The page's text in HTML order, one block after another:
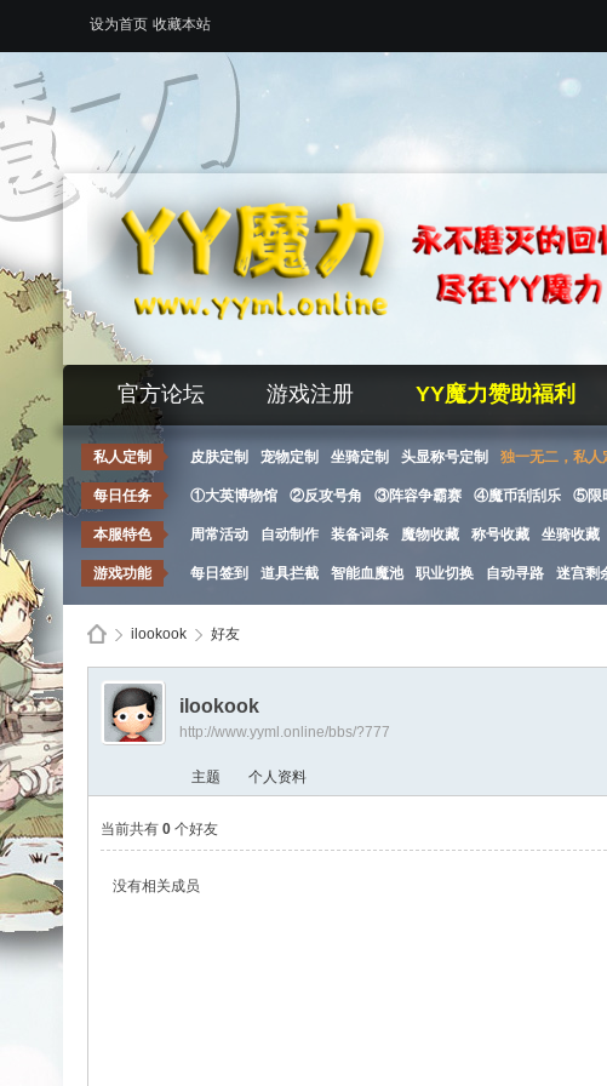
设为首页 收藏本站
官方论坛 游戏注册 YY魔力赞助福利
私人定制 皮肤定制 宠物定制 坐骑定制 头显称号定制 独一无二，私人
每日任务 ①大英博物馆 ②反攻号角 ③阵容争霸赛 ④魔币刮刮乐 ⑤限
本服特色 周常活动 自动制作 装备词条 魔物收藏 称号收藏 坐骑收藏
游戏功能 每日签到 道具拦截 智能血魔池 职业切换 自动寻路 迷宫剩
›
ilookook
›
好友
ilookook
http://www.yyml.online/bbs/?777
主题 个人资料
当前共有 0 个好友
没有相关成员